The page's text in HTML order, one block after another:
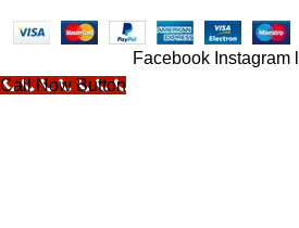
Facebook Instagram
Call Now Button